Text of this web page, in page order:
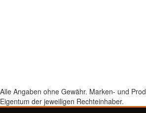
Alle Angaben ohne Gewähr. Marken- und
Eigentum der jeweiligen Rechteinhaber.